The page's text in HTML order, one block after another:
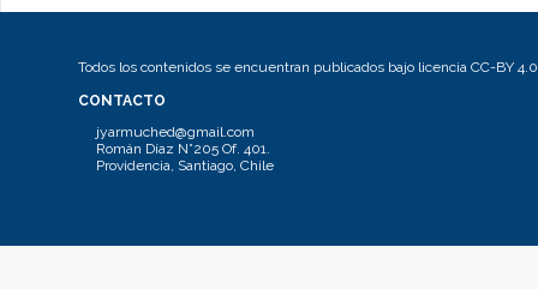
Todos los contenidos se encuentran publicados bajo licencia CC-BY 4.0
CONTACTO
jyarmuched@gmail.com
Román Díaz N°205 Of. 401.
Providencia, Santiago, Chile